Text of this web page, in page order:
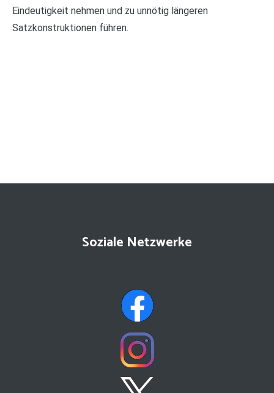
Eindeutigkeit nehmen und zu unnötig längeren
Satzkonstruktionen führen.
Soziale Netzwerke